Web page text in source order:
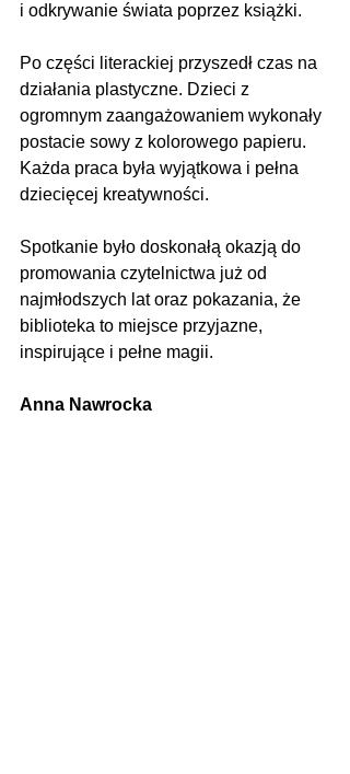
i odkrywanie świata poprzez książki.
Po części literackiej przyszedł czas na
działania plastyczne. Dzieci z
ogromnym zaangażowaniem wykonały
postacie sowy z kolorowego papieru.
Każda praca była wyjątkowa i pełna
dziecięcej kreatywności.
Spotkanie było doskonałą okazją do
promowania czytelnictwa już od
najmłodszych lat oraz pokazania, że
biblioteka to miejsce przyjazne,
inspirujące i pełne magii.
Anna Nawrocka